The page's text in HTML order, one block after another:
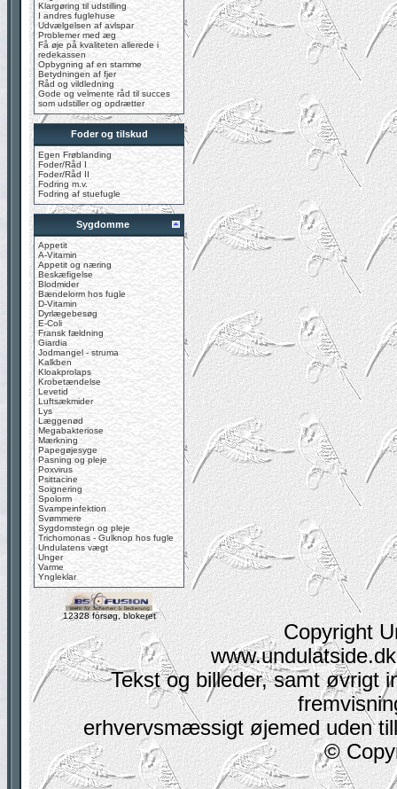
Klargøring til udstilling
I andres fuglehuse
Udvælgelsen af avlspar
Problemer med æg
Få øje på kvaliteten allerede i
redekassen
Opbygning af en stamme
Betydningen af fjer
Råd og vildledning
Gode og velmente råd til succes
som udstiller og opdrætter
Foder og tilskud
Egen Frøblanding
Foder/Råd I
Foder/Råd II
Fodring m.v.
Fodring af stuefugle
Sygdomme
Appetit
A-Vitamin
Appetit og næring
Beskæfigelse
Blodmider
Bændelorm hos fugle
D-Vitamin
Dyrlægebesøg
E-Coli
Fransk fældning
Giardia
Jodmangel - struma
Kalkben
Kloakprolaps
Krobetændelse
Levetid
Luftsækmider
Lys
Læggenød
Megabakteriose
Mærkning
Papegøjesyge
Pasning og pleje
Poxvirus
Psittacine
Soignering
Spolorm
Svampeinfektion
Svømmere
Sygdomstegn og pleje
Trichomonas - Gulknop hos fugle
Undulatens vægt
Unger
Varme
Yngleklar
12328 forsøg, blokeret
Copyright
Tekst og billeder, samt øvrigt
erhvervsmæssigt øjemed uden
©